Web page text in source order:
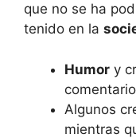
que no se ha
tenido en la
Humor y
Algunos
mientras